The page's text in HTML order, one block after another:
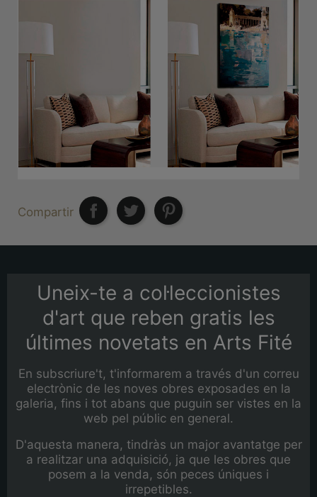
Compartir
Uneix-te a col·leccionistes
d'art que reben gratis les
últimes novetats en Arts Fité
En subscriure't, t'informarem a través d'un correu
electrònic de les noves obres exposades en la
galeria, fins i tot abans que puguin ser vistes en la
web pel públic en general.
D'aquesta manera, tindràs un major avantatge per
a realitzar una adquisició, ja que les obres que
posem a la venda, són peces úniques i
irrepetibles.